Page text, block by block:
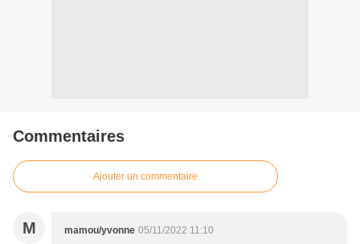
Commentaires
Ajouter un commentaire
M mamou/yvonne 05/11/2022 11:10